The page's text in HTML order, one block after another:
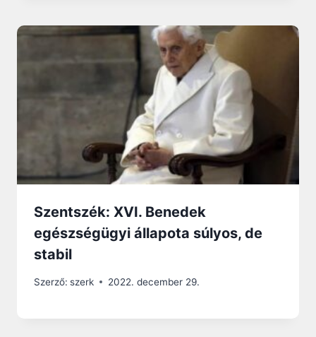
Szentszék: XVI. Benedek
egészségügyi állapota súlyos, de
stabil
Szerző: szerk 2022. december 29.